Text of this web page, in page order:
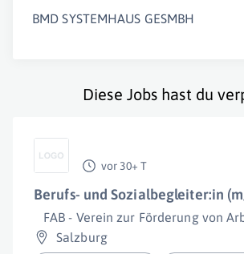
BMD SYSTEMHAUS GESMBH
Diese Jobs hast du
vor 30+ T
Berufs- und Sozialbegleiter:in
FAB - Verein zur Förderung von
Salzburg